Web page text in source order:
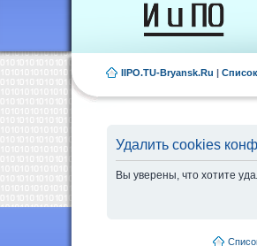
IIPO.TU-Bryansk.Ru |
Удалить cookies
Вы уверены, что хотите